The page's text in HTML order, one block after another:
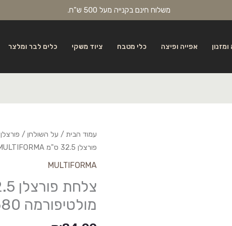
משלוח חינם בקנייה מעל 500 ש"ח.
אפייה ופיצה כלי מטבח ציוד משקי כלים לבר ומלצר
עמוד הבית / על השולחן / פורצלן
פורצלן 32.5 ס"מ MULTIFORMA מולטיפורמה 21104680
MULTIFORMA
מולטיפורמה 21104680